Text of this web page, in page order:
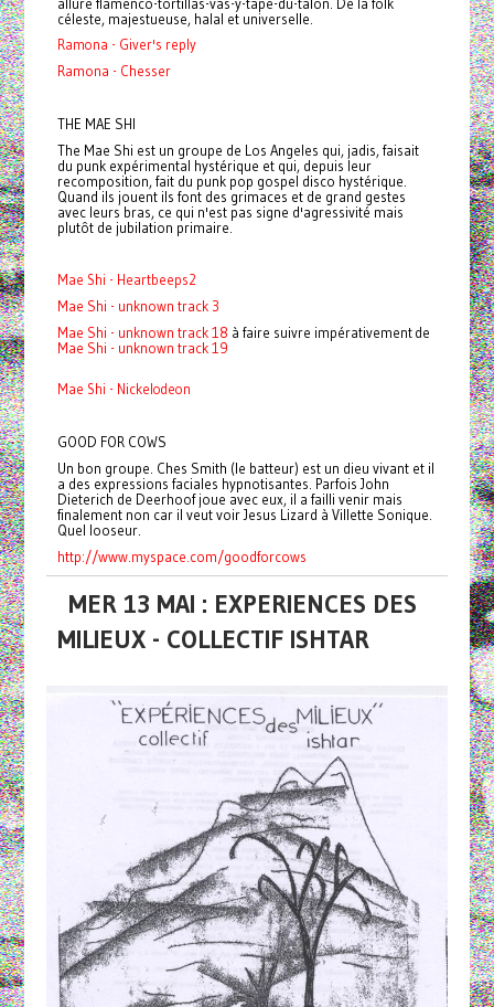
céleste, majestueuse, halal et universelle.
Ramona - Giver's reply
Ramona - Chesser
THE MAE SHI
The Mae Shi est un groupe de Los Angeles qui, jadis, faisait
du punk expérimental hystérique et qui, depuis leur
recomposition, fait du punk pop gospel disco hystérique.
Quand ils jouent ils font des grimaces et de grand gestes
avec leurs bras, ce qui n'est pas signe d'agressivité mais
plutôt de jubilation primaire.
Mae Shi - Heartbeeps2
Mae Shi - unknown track 3
Mae Shi - unknown track 18 à faire suivre impérativement de
Mae Shi - unknown track 19
Mae Shi - Nickelodeon
GOOD FOR COWS
Un bon groupe. Ches Smith (le batteur) est un dieu vivant et il
a des expressions faciales hypnotisantes. Parfois John
Dieterich de Deerhoof joue avec eux, il a failli venir mais
finalement non car il veut voir Jesus Lizard à Villette Sonique.
Quel looseur.
http://www.myspace.com/goodforcows
MER 13 MAI : EXPERIENCES DES
MILIEUX - COLLECTIF ISHTAR